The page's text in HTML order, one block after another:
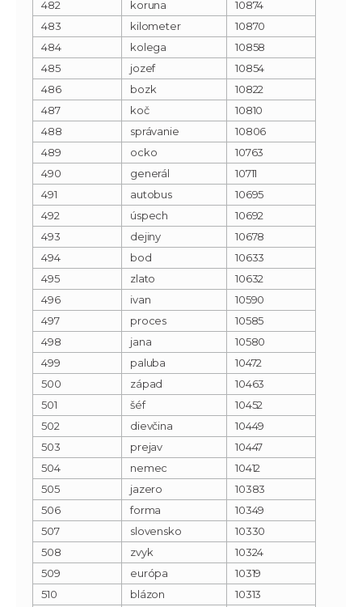
482
koruna
10874
483
kilometer
10870
484
kolega
10858
485
jozef
10854
486
bozk
10822
487
koč
10810
488
správanie
10806
489
ocko
10763
490
generál
10711
491
autobus
10695
492
úspech
10692
493
dejiny
10678
494
bod
10633
495
zlato
10632
496
ivan
10590
497
proces
10585
498
jana
10580
499
paluba
10472
500
západ
10463
501
šéf
10452
502
dievčina
10449
503
prejav
10447
504
nemec
10412
505
jazero
10383
506
forma
10349
507
slovensko
10330
508
zvyk
10324
509
európa
10319
510
blázon
10313